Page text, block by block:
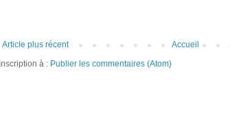
Article plus récent
Accueil
Inscription à : Publier les commentaires (Atom)